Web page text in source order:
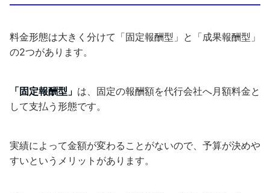
料金形態は大きく分けて「固定報酬型」と「成果報酬型」
の2つがあります。
「固定報酬型」 は、固定の報酬額を代行会社へ月額料金と
して支払う形態です。
実績によって金額が変わることがないので、予算が決めや
すいというメリットがあります。